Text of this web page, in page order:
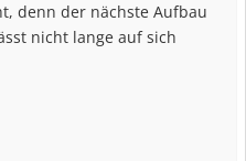
denn der nächste Aufbau
nicht lange auf sich